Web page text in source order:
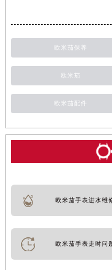
欧米茄保养
欧米茄
欧米茄配件
欧米茄手表进水维
欧米茄手表走时问